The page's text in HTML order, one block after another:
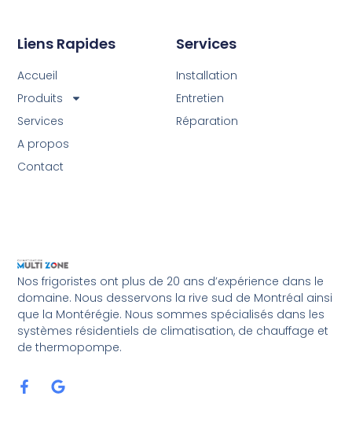
Nos frigoristes ont plus de 20 ans d’expérience dans le
domaine. Nous desservons la rive sud de Montréal ainsi
que la Montérégie. Nous sommes spécialisés dans les
systèmes résidentiels de climatisation, de chauffage et
de thermopompe.
Services
Installation
Entretien
Réparation
Liens Rapides
Accueil
Produits
Services
A propos
Contact